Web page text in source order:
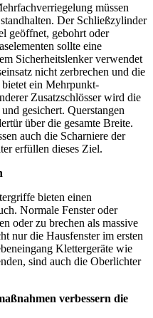
müssen
Der Schließzylinder
geöffnet, gebohrt oder
sollte eine
Sicherheitslenker verwendet
nicht zerbrechen und die
ein Mehrpunkt-
Zusatzschlösser wird die
gesichert. Querstangen
über die gesamte Breite.
auch die Scharniere der
erfüllen dieses Ziel.
bieten einen
Normale Fenster oder
oder zu brechen als massive
nur die Hausfenster im ersten
Klettergeräte wie
sind auch die Oberlichter
verbessern die